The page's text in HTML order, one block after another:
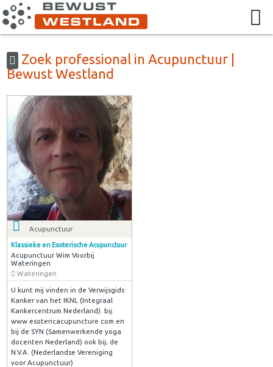
Zoek professional in Acupunctuur |
Bewust Westland
Acupunctuur
Klassieke en Esoterische Acupunctuur
Acupunctuur Wim Voorbij
Wateringen
Wateringen
U kunt mij vinden in de Verwijsgids
Kanker van het IKNL (Integraal
Kankercentrum Nederland). bij:
www.esotericacupuncture.com en
bij de SYN (Samenwerkende yoga
docenten Nederland) ook bij; de
N.V.A. (Nederlandse Vereniging
voor Acupunctuur)